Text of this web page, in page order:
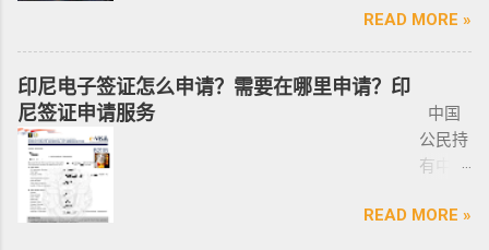
此外还要求，要携带枪支外出的人，必须以合
手枪。 目前共有五种持有枪支的许可证： 类别
1 －最多拥有2支枪 类别 2 -最多拥有5支枪 类别
3 -最多拥有10支枪 类别 4 -最多拥有15支枪 类
中国人出境被扣护照，被扣护照后面的处理方
式只有遣返。 上了菲律宾黑名单以后怎么再入
境 如果您已经被遣返回去了，并且还想再来菲
律宾的话，那么您可以联系我们帮您洗黑直接
清底，整个周期15个工作日，洗好了以后再入
境不会有任何被拦，包入境的。 如果您需要了
题也可以询问。 遣返回国的流程是什么？ 1. 先
哪里交保险，保险品类； 4、车牌要注意是不是
你取回来再交易，因为现在两年以上的车牌基
本都下来了，如果你不知道去哪里换贴牌也是
比较麻烦的，何况大部分人英语都不太好，贴
牌的车牌号和临时车牌的车牌号不是同一个号
讳的号码； 5、车钥匙一般是2-三把，2把自动1
宾退休署(PRA)颁发的移民绿卡，持有者可以自
由出入境，并在菲律宾永居。 申请条件一般
分为两种：现金存款类和房产投资类。 现金
存款类： （1）申请人的年龄需在50岁以上：
一家三口存款2万美元，多一个人需另存款1.5万
美元/人； （2）存款冻结在银行，不能用于
赎回存款。 房产投资类： （1）存款可全
人无须
就能做
完报
道。做
报道后
同比增长放缓。由于新冠疫情，2020 年仅交付
了约 3,370 套，低于 2019 年的 11,200套和过去
十年的年均 7,900 套。 ●菲律宾998不动产机构
998 Real Estate 专注于为华人在菲律宾马尼拉
地区提供一站式的期房投资、炒楼花、现房买
卖、房屋租赁、越来越多的华人对菲律宾旅游
投资,菲律宾移民感兴趣,居外网菲律宾房地产网,
为您精彩呈现菲律宾房子,来居外投资菲律宾房
READ MORE »
印尼电子签证怎么申请？需要在哪里申请？印
尼签证申请服务
中国
公民持
有中国
要菲律
READ MORE »